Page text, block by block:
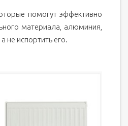
помогут эффективно
материала, алюминия,
не испортить его.